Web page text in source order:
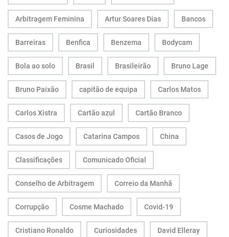
Arbitragem Feminina Artur Soares Dias Bancos
Barreiras Benfica Benzema Bodycam
Bola ao solo Brasil Brasileirão Bruno Lage
Bruno Paixão capitão de equipa Carlos Matos
Carlos Xistra Cartão azul Cartão Branco
Casos de Jogo Catarina Campos China
Classificações Comunicado Oficial
Conselho de Arbitragem Correio da Manhã
Corrupção Cosme Machado Covid-19
Cristiano Ronaldo Curiosidades David Elleray